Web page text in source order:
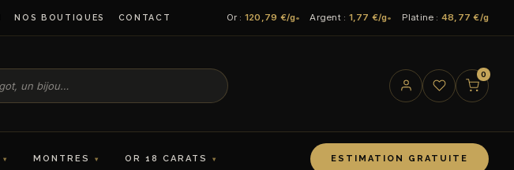
NOS BOUTIQUES CONTACT Or : 120,79 €/g Argent : 1,77 €/g Platine : 48,77 €/g
0
MONTRES OR 18 CARATS ESTIMATION GRATUITE